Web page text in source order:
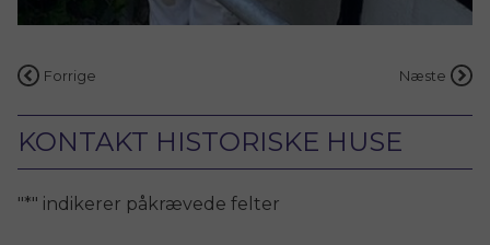
Indlægsnavigation
Forrige Næste
KONTAKT HISTORISKE HUSE
"*" indikerer påkrævede felter